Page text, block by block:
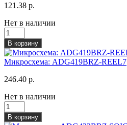
121.38 р.
Нет в наличии
В корзину
Микросхема: ADG419BRZ-REEL7
246.40 р.
Нет в наличии
В корзину